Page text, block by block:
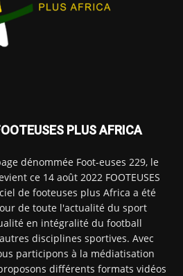
PLUS AFRICA
dénommée Foot-euses 229, le
ce 14 août 2022 FOOTEUSES
de footeuses plus Africa a été
de toute l'actualité du sport
en intégralité du football
disciplines sportives. Avec
participons à la médiatisation
différents formats vidéos